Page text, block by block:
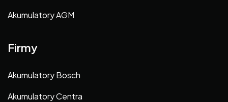
Akumulatory AGM
Firmy
Akumulatory Bosch
Akumulatory Centra